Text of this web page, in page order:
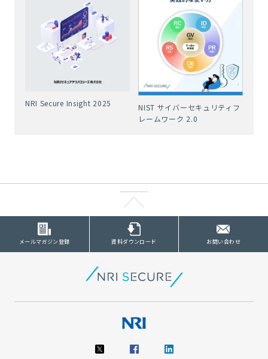
NRI Secure Insight 2025
NIST サイバーセキュリティフ
レームワーク 2.0
メールマガジン登録 資料ダウンロード お問い合わせ